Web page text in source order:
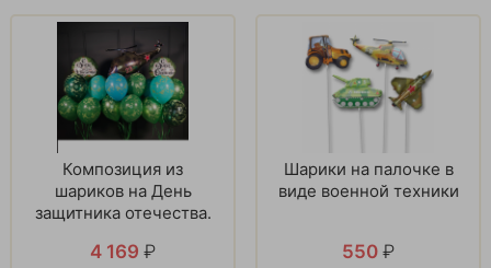
Композиция из
шариков на День
защитника отечества.
4 169 ₽
Шарики на палочке в
виде военной техники
550 ₽